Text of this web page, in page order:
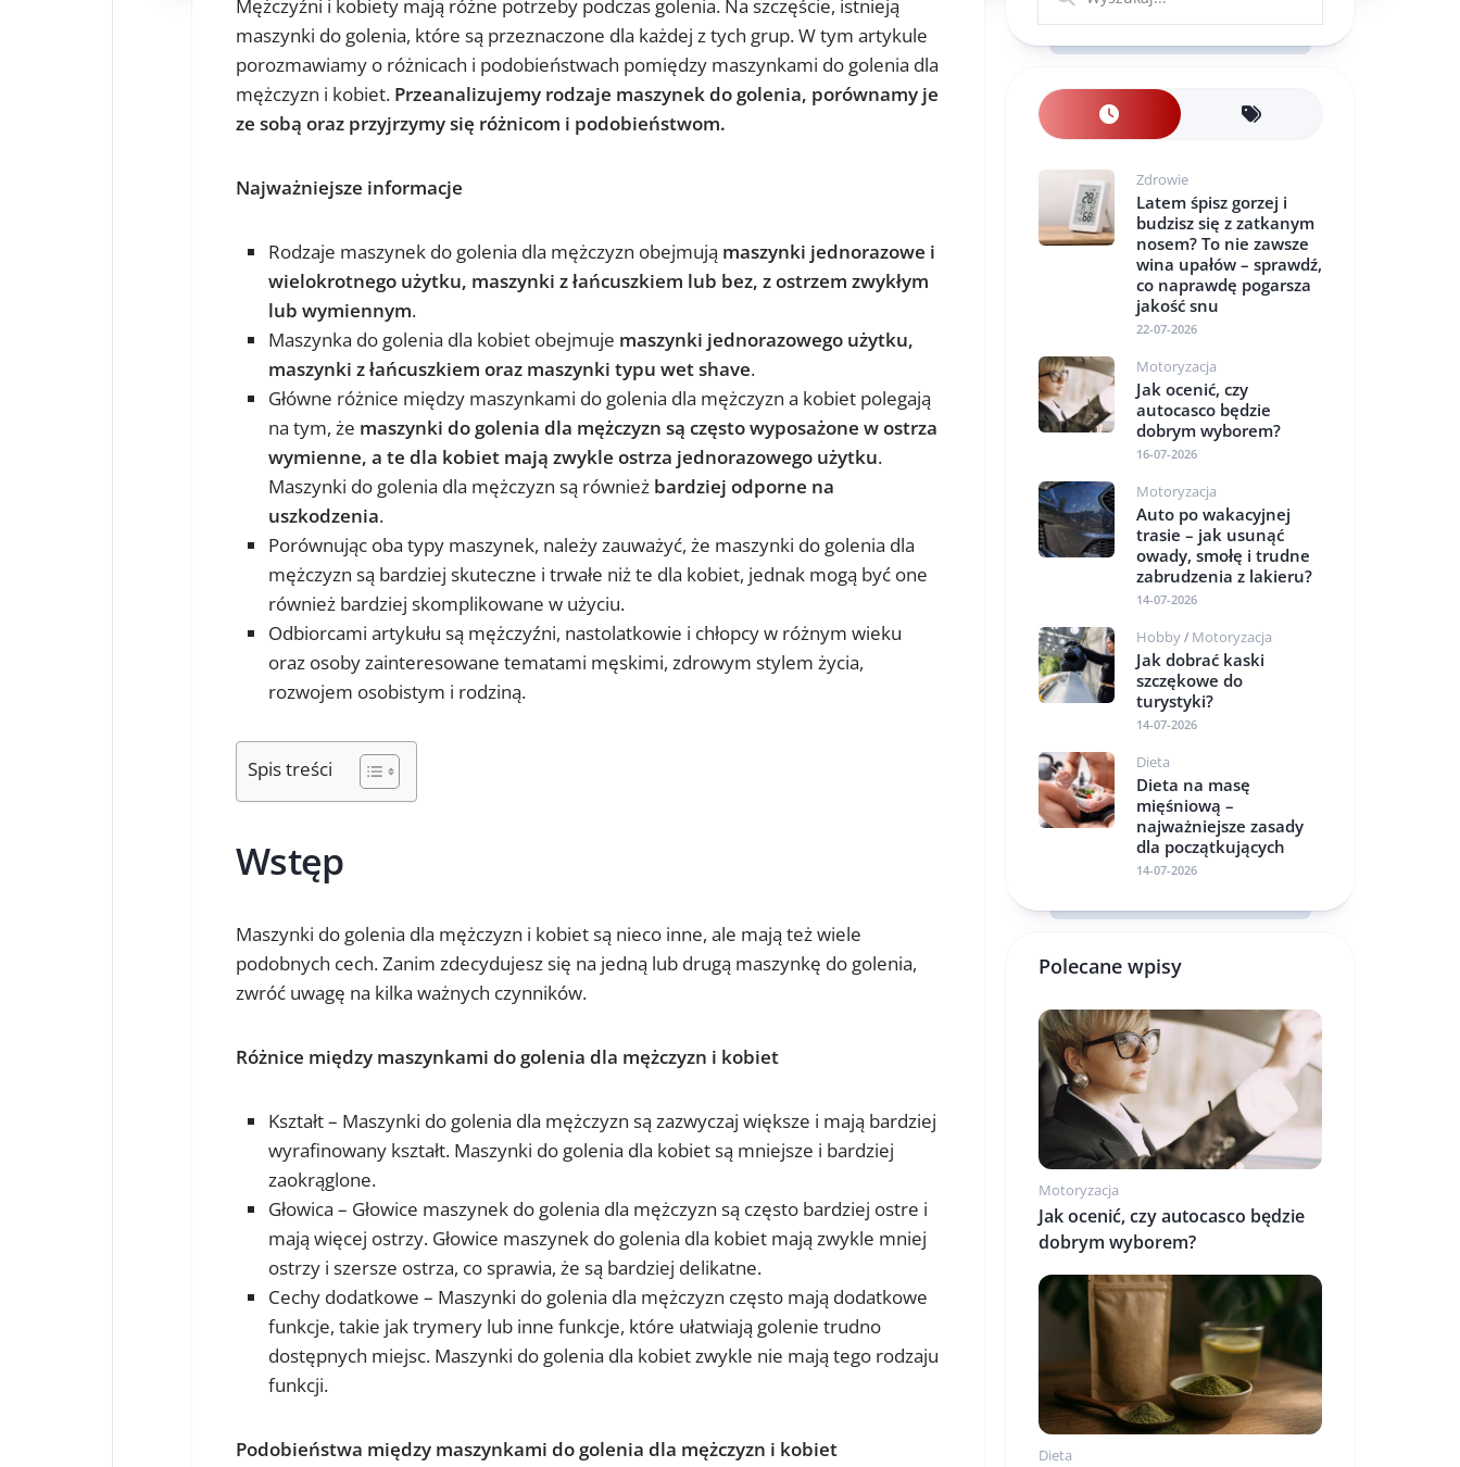
Mężczyźni i kobiety mają różne potrzeby podczas golenia. Na szczęście, istnieją
maszynki do golenia, które są przeznaczone dla każdej z tych grup. W tym artykule
porozmawiamy o różnicach i podobieństwach pomiędzy maszynkami do golenia dla
mężczyzn i kobiet. Przeanalizujemy rodzaje maszynek do golenia, porównamy je
ze sobą oraz przyjrzymy się różnicom i podobieństwom.
Najważniejsze informacje
Rodzaje maszynek do golenia dla mężczyzn obejmują maszynki jednorazowe i
wielokrotnego użytku, maszynki z łańcuszkiem lub bez, z ostrzem zwykłym
lub wymiennym.
Maszynka do golenia dla kobiet obejmuje maszynki jednorazowego użytku,
maszynki z łańcuszkiem oraz maszynki typu wet shave.
Główne różnice między maszynkami do golenia dla mężczyzn a kobiet polegają
na tym, że maszynki do golenia dla mężczyzn są często wyposażone w ostrza
wymienne, a te dla kobiet mają zwykle ostrza jednorazowego użytku.
Maszynki do golenia dla mężczyzn są również bardziej odporne na
uszkodzenia.
Porównując oba typy maszynek, należy zauważyć, że maszynki do golenia dla
mężczyzn są bardziej skuteczne i trwałe niż te dla kobiet, jednak mogą być one
również bardziej skomplikowane w użyciu.
Odbiorcami artykułu są mężczyźni, nastolatkowie i chłopcy w różnym wieku
oraz osoby zainteresowane tematami męskimi, zdrowym stylem życia,
rozwojem osobistym i rodziną.
Spis treści
Wstęp
Maszynki do golenia dla mężczyzn i kobiet są nieco inne, ale mają też wiele
podobnych cech. Zanim zdecydujesz się na jedną lub drugą maszynkę do golenia,
zwróć uwagę na kilka ważnych czynników.
Różnice między maszynkami do golenia dla mężczyzn i kobiet
Kształt – Maszynki do golenia dla mężczyzn są zazwyczaj większe i mają bardziej
wyrafinowany kształt. Maszynki do golenia dla kobiet są mniejsze i bardziej
zaokrąglone.
Głowica – Głowice maszynek do golenia dla mężczyzn są często bardziej ostre i
mają więcej ostrzy. Głowice maszynek do golenia dla kobiet mają zwykle mniej
ostrzy i szersze ostrza, co sprawia, że są bardziej delikatne.
Cechy dodatkowe – Maszynki do golenia dla mężczyzn często mają dodatkowe
funkcje, takie jak trymery lub inne funkcje, które ułatwiają golenie trudno
dostępnych miejsc. Maszynki do golenia dla kobiet zwykle nie mają tego rodzaju
funkcji.
Podobieństwa między maszynkami do golenia dla mężczyzn i kobiet
Zdrowie
Latem śpisz gorzej i
budzisz się z zatkanym
nosem? To nie zawsze
wina upałów – sprawdź,
co naprawdę pogarsza
jakość snu
22-07-2026
Motoryzacja
Jak ocenić, czy
autocasco będzie
dobrym wyborem?
16-07-2026
Motoryzacja
Auto po wakacyjnej
trasie – jak usunąć
owady, smołę i trudne
zabrudzenia z lakieru?
14-07-2026
Hobby/ Motoryzacja
Jak dobrać kaski
szczękowe do
turystyki?
14-07-2026
Dieta
Dieta na masę
mięśniową –
najważniejsze zasady
dla początkujących
14-07-2026
Polecane wpisy
Motoryzacja
Jak ocenić, czy autocasco będzie
dobrym wyborem?
Dieta